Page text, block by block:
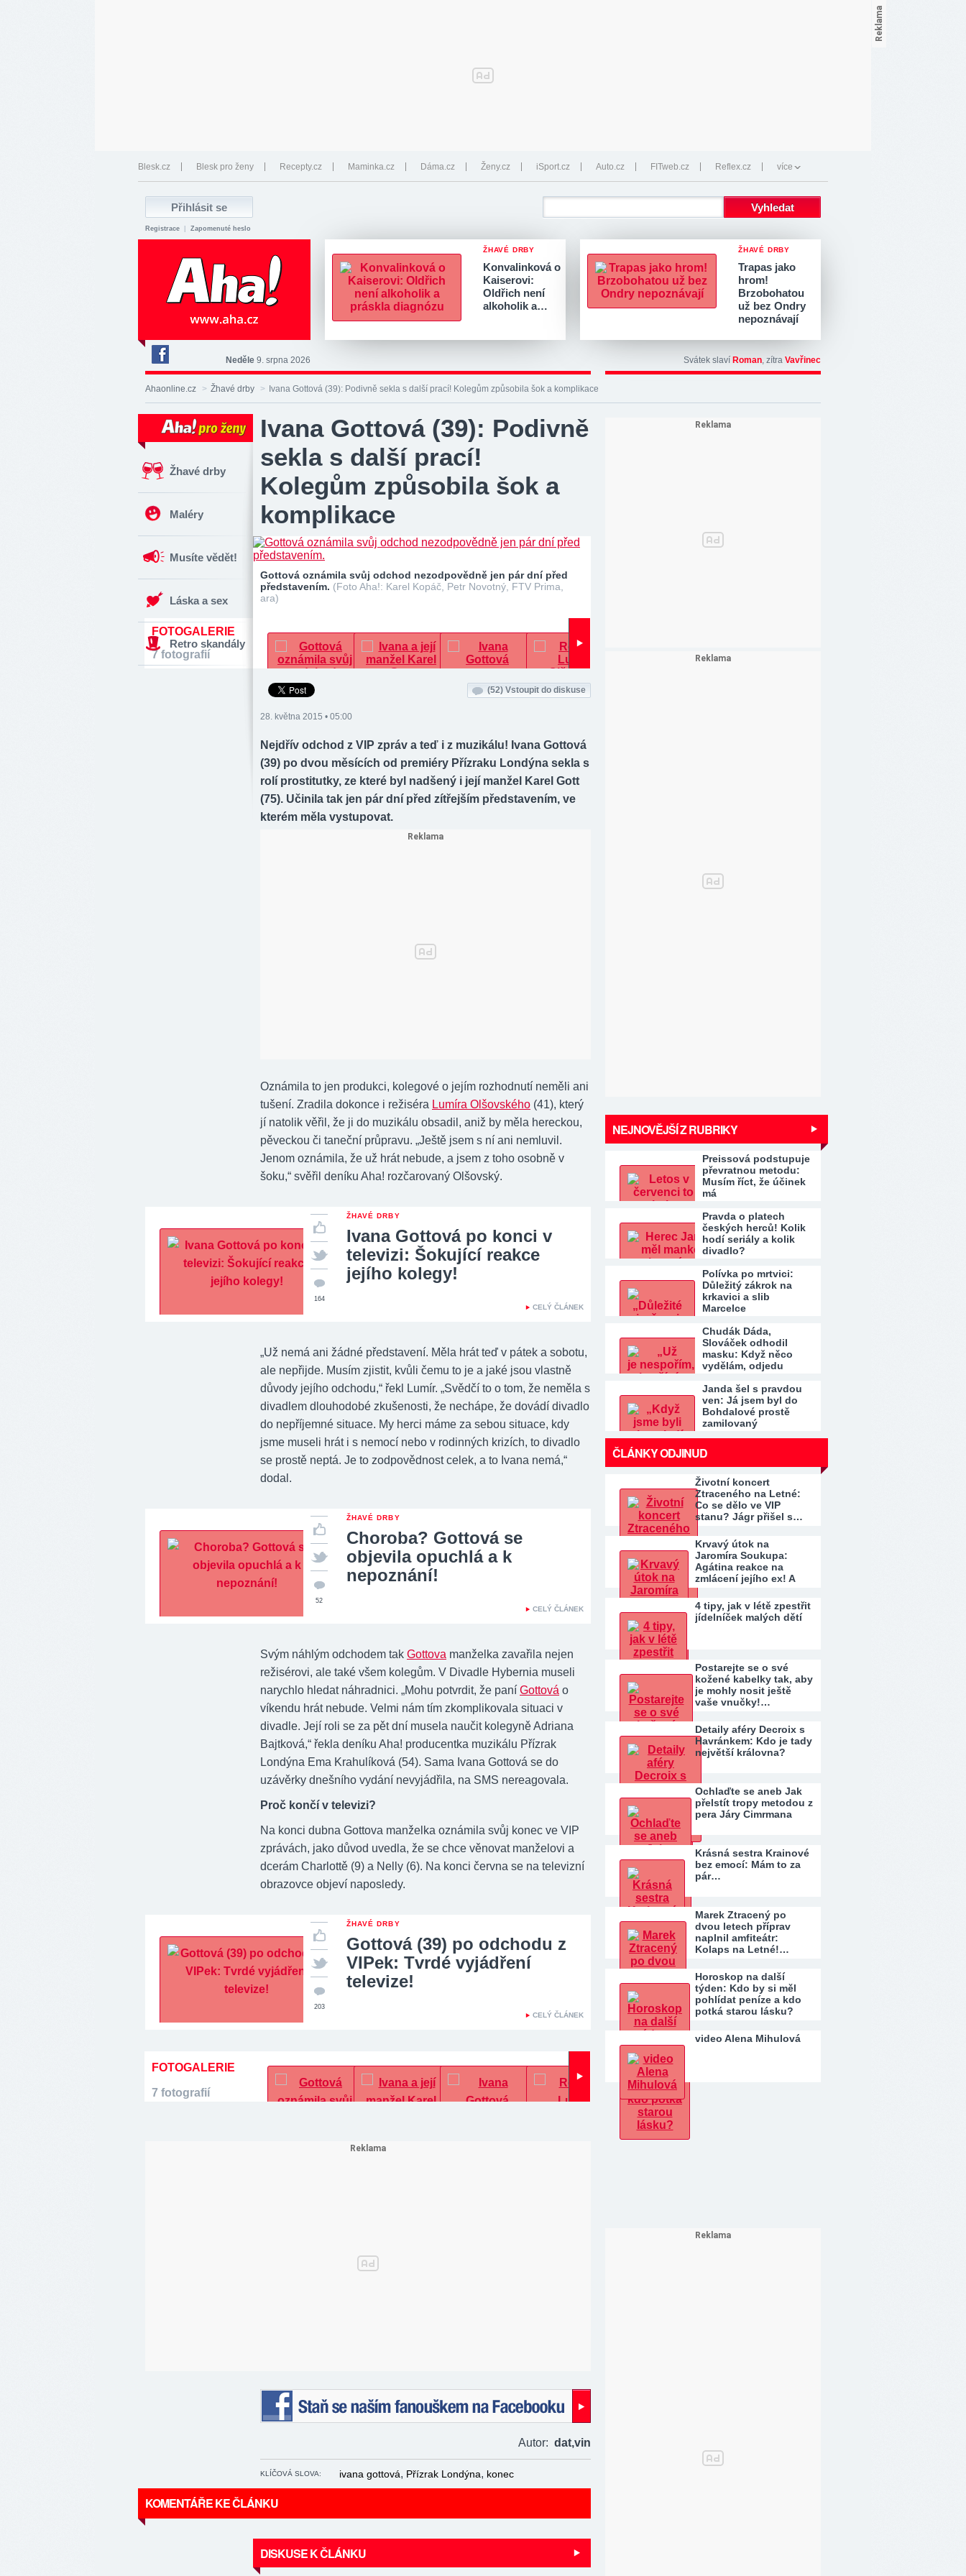
Blesk.cz Blesk pro ženy Recepty.cz Maminka.cz Dáma.cz Ženy.cz iSport.cz Auto.cz FITweb.cz Reflex.cz více
Registrace Zapomenuté heslo
ŽHAVÉ DRBY
Konvalinková o
Kaiserovi:
Oldřich není
alkoholik a…
ŽHAVÉ DRBY
Trapas jako
hrom!
Brzobohatou
už bez Ondry
nepoznávají
Deník
Aha!
na
Neděle 9. srpna 2026 Svátek slaví Roman, zítra Vavřinec
Ahaonline.cz > Žhavé drby > Ivana Gottová (39): Podivně sekla s další prací! Kolegům způsobila šok a komplikace
Žhavé drby
Maléry
Musíte vědět!
Láska a sex
Retro skandály
Ivana Gottová (39): Podivně
sekla s další prací!
Kolegům způsobila šok a
komplikace
Gottová oznámila svůj odchod nezodpovědně jen pár dní před
představením. (Foto Aha!: Karel Kopáč, Petr Novotný, FTV Prima,
ara)
FOTOGALERIE
7 fotografií
(52) Vstoupit do diskuse
28. května 2015 • 05:00
Nejdřív odchod z VIP zpráv a teď i z muzikálu! Ivana Gottová
(39) po dvou měsících od premiéry Přízraku Londýna sekla s
rolí prostitutky, ze které byl nadšený i její manžel Karel Gott
(75). Učinila tak jen pár dní před zítřejším představením, ve
kterém měla vystupovat.
Oznámila to jen produkci, kolegové o jejím rozhodnutí neměli ani
tušení. Zradila dokonce i režiséra Lumíra Olšovského (41), který
jí natolik věřil, že ji do muzikálu obsadil, aniž by měla hereckou,
pěveckou či taneční průpravu. „Ještě jsem s ní ani nemluvil.
Jenom oznámila, že už hrát nebude, a jsem z toho osobně v
šoku,“ svěřil deníku Aha! rozčarovaný Olšovský.
ŽHAVÉ DRBY
Ivana Gottová po konci v
televizi: Šokující reakce
jejího kolegy!
CELÝ ČLÁNEK
164
„Už nemá ani žádné představení. Měla hrát teď v pátek a sobotu,
ale nepřijde. Musím zjistit, kvůli čemu to je a jaké jsou vlastně
důvody jejího odchodu,“ řekl Lumír. „Svědčí to o tom, že neměla s
divadlem dlouhodobé zkušenosti, že nechápe, že dovádí divadlo
do nepříjemné situace. My herci máme za sebou situace, kdy
jsme museli hrát i s nemocí nebo v rodinných krizích, to divadlo
se prostě neptá. Je to zodpovědnost celek, a to Ivana nemá,“
dodal.
ŽHAVÉ DRBY
Choroba? Gottová se
objevila opuchlá a k
nepoznání!
CELÝ ČLÁNEK
52
Svým náhlým odchodem tak Gottova manželka zavařila nejen
režisérovi, ale také všem kolegům. V Divadle Hybernia museli
narychlo hledat náhradnici. „Mohu potvrdit, že paní Gottová o
víkendu hrát nebude. Velmi nám tím zkomplikovala situaci v
divadle. Její roli se za pět dní musela naučit kolegyně Adriana
Bajtková,“ řekla deníku Aha! producentka muzikálu Přízrak
Londýna Ema Krahulíková (54). Sama Ivana Gottová se do
uzávěrky dnešního vydání nevyjádřila, na SMS nereagovala.
Proč končí v televizi?
Na konci dubna Gottova manželka oznámila svůj konec ve VIP
zprávách, jako důvod uvedla, že se chce věnovat manželovi a
dcerám Charlottě (9) a Nelly (6). Na konci června se na televizní
obrazovce objeví naposledy.
ŽHAVÉ DRBY
Gottová (39) po odchodu z
VIPek: Tvrdé vyjádření
televize!
CELÝ ČLÁNEK
203
FOTOGALERIE
7 fotografií
Autor: dat,vin
KLÍČOVÁ SLOVA: ivana gottová, Přízrak Londýna, konec
KOMENTÁŘE KE ČLÁNKU
DISKUSE K ČLÁNKU
NEJNOVĚJŠÍ Z RUBRIKY
Preissová podstupuje
převratnou metodu:
Musím říct, že účinek
má
Pravda o platech
českých herců! Kolik
hodí seriály a kolik
divadlo?
Polívka po mrtvici:
Důležitý zákrok na
krkavici a slib
Marcelce
Chudák Dáda,
Slováček odhodil
masku: Když něco
vydělám, odjedu
Janda šel s pravdou
ven: Já jsem byl do
Bohdalové prostě
zamilovaný
ČLÁNKY ODJINUD
Životní koncert
Ztraceného na Letné:
Co se dělo ve VIP
stanu? Jágr přišel s…
Krvavý útok na
Jaromíra Soukupa:
Agátina reakce na
zmlácení jejího ex! A
co…
4 tipy, jak v létě zpestřit
jídelníček malých dětí
Postarejte se o své
kožené kabelky tak, aby
je mohly nosit ještě
vaše vnučky!…
Detaily aféry Decroix s
Havránkem: Kdo je tady
největší královna?
Ochlaďte se aneb Jak
přelstít tropy metodou z
pera Járy Cimrmana
Krásná sestra Krainové
bez emocí: Mám to za
pár…
Marek Ztracený po
dvou letech příprav
naplnil amfiteátr:
Kolaps na Letné!…
Horoskop na další
týden: Kdo by si měl
pohlídat peníze a kdo
potká starou lásku?
video Alena Mihulová